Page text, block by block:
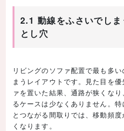
2.1 動線をふさいでし
とし穴
リビングのソファ配置で最も多
まうレイアウトです。見た目を
ァを置いた結果、通路が狭くな
るケースは少なくありません。
とつながる間取りでは、移動頻
くなります。